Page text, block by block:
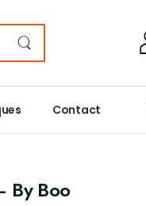
Contact
By Boo